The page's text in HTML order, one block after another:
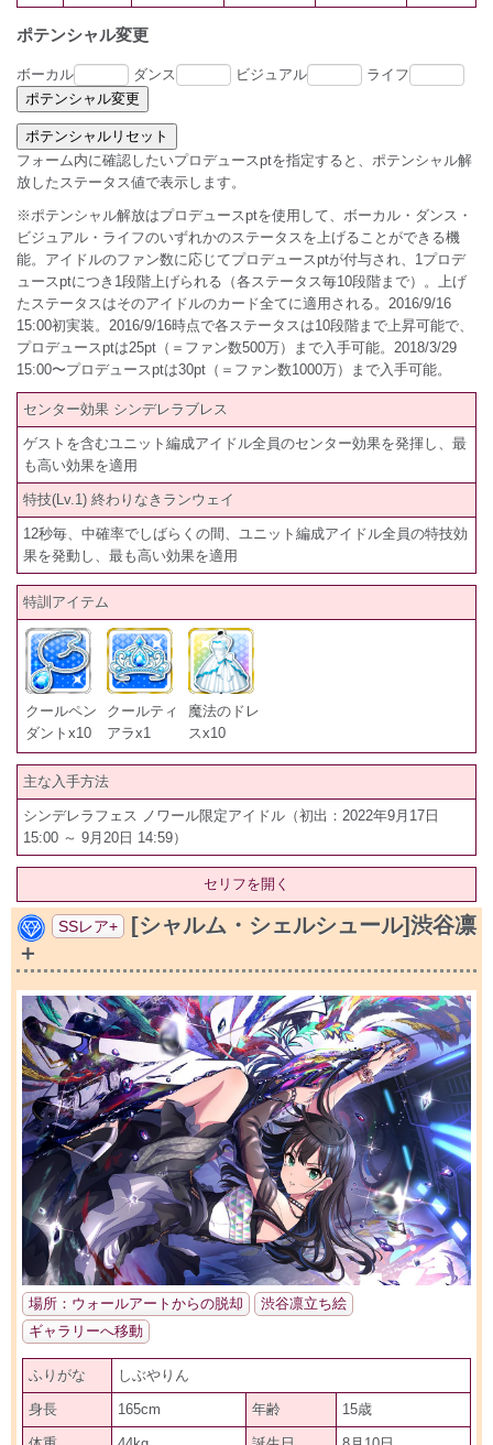
ポテンシャル変更
ボーカル ダンス ビジュアル ライフ
フォーム内に確認したいプロデュースptを指定すると、ポテンシャル解
放したステータス値で表示します。
※ポテンシャル解放はプロデュースptを使用して、ボーカル・ダンス・
ビジュアル・ライフのいずれかのステータスを上げることができる機
能。アイドルのファン数に応じてプロデュースptが付与され、1プロデ
ュースptにつき1段階上げられる（各ステータス毎10段階まで）。上げ
たステータスはそのアイドルのカード全てに適用される。2016/9/16
15:00初実装。2016/9/16時点で各ステータスは10段階まで上昇可能で、
プロデュースptは25pt（＝ファン数500万）まで入手可能。2018/3/29
15:00〜プロデュースptは30pt（＝ファン数1000万）まで入手可能。
センター効果 シンデレラブレス
ゲストを含むユニット編成アイドル全員のセンター効果を発揮し、最
も高い効果を適用
特技(Lv.1) 終わりなきランウェイ
12秒毎、中確率でしばらくの間、ユニット編成アイドル全員の特技効
果を発動し、最も高い効果を適用
特訓アイテム
クールペン
ダントx10
クールティ
アラx1
魔法のドレ
スx10
主な入手方法
シンデレラフェス ノワール限定アイドル（初出：2022年9月17日
15:00 ～ 9月20日 14:59）
セリフを開く
SSレア+
[シャルム・シェルシュール]渋谷凛
＋
場所：ウォールアートからの脱却
渋谷凛立ち絵
ギャラリーへ移動
ふりがな しぶやりん
身長 165cm 年齢 15歳